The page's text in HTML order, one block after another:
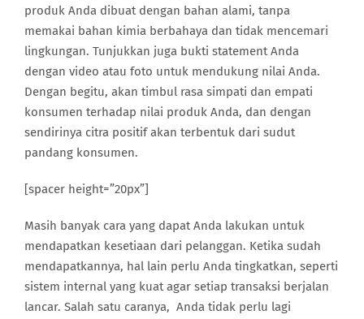
produk Anda dibuat dengan bahan alami, tanpa
memakai bahan kimia berbahaya dan tidak mencemari
lingkungan. Tunjukkan juga bukti statement Anda
dengan video atau foto untuk mendukung nilai Anda.
Dengan begitu, akan timbul rasa simpati dan empati
konsumen terhadap nilai produk Anda, dan dengan
sendirinya citra positif akan terbentuk dari sudut
pandang konsumen.
[spacer height=”20px”]
Masih banyak cara yang dapat Anda lakukan untuk
mendapatkan kesetiaan dari pelanggan. Ketika sudah
mendapatkannya, hal lain perlu Anda tingkatkan, seperti
sistem internal yang kuat agar setiap transaksi berjalan
lancar. Salah satu caranya, Anda tidak perlu lagi